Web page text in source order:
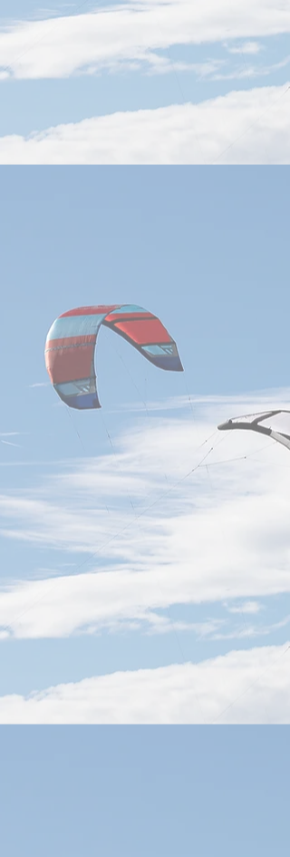
260601 Nvidia GTC Taipei
2026: Jensen Huang Full
Keynote